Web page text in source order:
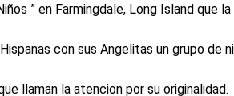
” en Farmingdale, Long Island que la
con sus Angelitas un grupo de
llaman la atencion por su originalidad.